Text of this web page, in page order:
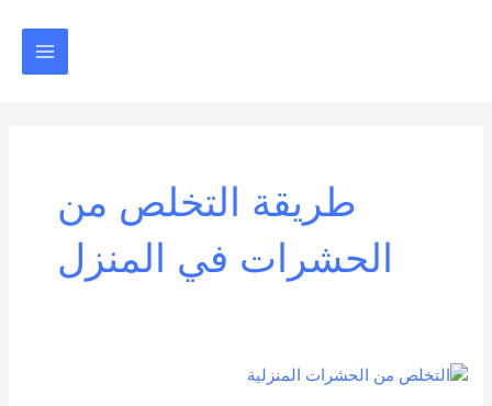
طريقة التخلص من
الحشرات في المنزل
التخلص